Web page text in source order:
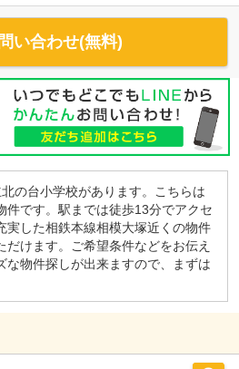
い合わせ(無料)
の台小学校があります。こちらは
件です。駅までは徒歩13分でアクセ
実した相鉄本線相模大塚近くの物件
だけます。ご希望条件などをお伝え
な物件探しが出来ますので、まずは